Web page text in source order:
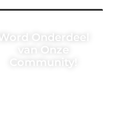
Word Onderdeel
van Onze
Community!